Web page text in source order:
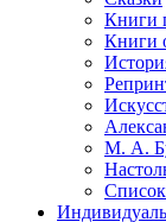
Книги
Книги
М. А.